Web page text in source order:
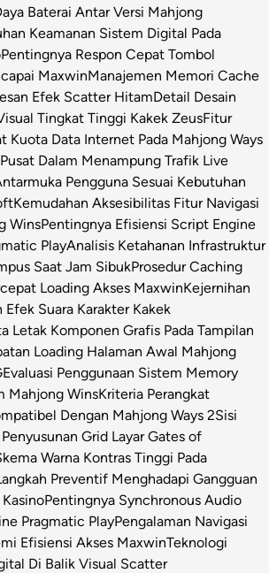
Baterai Antar Versi Mahjong
Keamanan Sistem Digital Pada
Pentingnya Respon Cepat Tombol
MaxwinManajemen Memori Cache
Efek Scatter HitamDetail Desain
Tingkat Tinggi Kakek ZeusFitur
Kuota Data Internet Pada Mahjong Ways
Dalam Menampung Trafik Live
Pengguna Sesuai Kebutuhan
Kemudahan Aksesibilitas Fitur Navigasi
WinsPentingnya Efisiensi Script Engine
PlayAnalisis Ketahanan Infrastruktur
Saat Jam SibukProsedur Caching
Loading Akses MaxwinKejernihan
Suara Karakter Kakek
Letak Komponen Grafis Pada Tampilan
Loading Halaman Awal Mahjong
Evaluasi Penggunaan Sistem Memory
Mahjong WinsKriteria Perangkat
Dengan Mahjong Ways 2Sisi
Grid Layar Gates of
Warna Kontras Tinggi Pada
Preventif Menghadapi Gangguan
Pentingnya Synchronous Audio
Pragmatic PlayPengalaman Navigasi
Efisiensi Akses MaxwinTeknologi
Di Balik Visual Scatter